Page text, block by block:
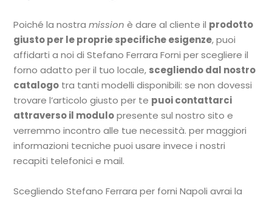
Poiché la nostramission è dare al cliente il prodotto
giusto per le proprie specifiche esigenze, puoi
affidarti a noi di Stefano Ferrara Forni per scegliere il
forno adatto per il tuo locale, scegliendo dal nostro
catalogo tra tanti modelli disponibili: se non dovessi
trovare l’articolo giusto per te puoi contattarci
attraverso il modulopresente sul nostro sito e
verremmo incontro alle tue necessità. per maggiori
informazioni tecniche puoi usare invece i nostri
recapiti telefonici e mail.
Scegliendo Stefano Ferrara per forni Napoli avrai la